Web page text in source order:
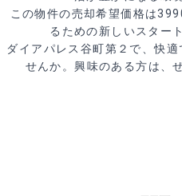
この物件の売却希望価格は
るための新しいスター
ダイアパレス谷町第２で、快
せんか。興味のある方は、